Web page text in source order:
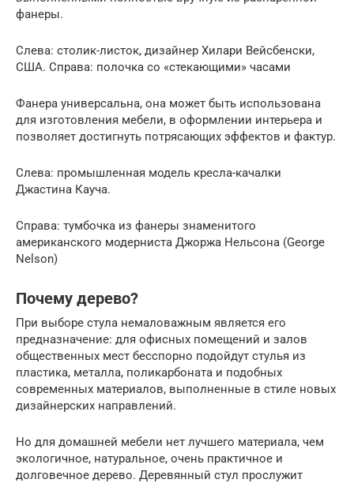
фанеры.
Слева: столик-листок, дизайнер Хилари Вейсбенски,
США. Справа: полочка со «стекающими» часами
Фанера универсальна, она может быть использована
для изготовления мебели, в оформлении интерьера и
позволяет достигнуть потрясающих эффектов и фактур.
Слева: промышленная модель кресла-качалки
Джастина Кауча.
Справа: тумбочка из фанеры знаменитого
американского модерниста Джоржа Нельсона (George
Nelson)
Почему дерево?
При выборе стула немаловажным является его
предназначение: для офисных помещений и залов
общественных мест бесспорно подойдут стулья из
пластика, металла, поликарбоната и подобных
современных материалов, выполненные в стиле новых
дизайнерских направлений.
Но для домашней мебели нет лучшего материала, чем
экологичное, натуральное, очень практичное и
долговечное дерево. Деревянный стул прослужит